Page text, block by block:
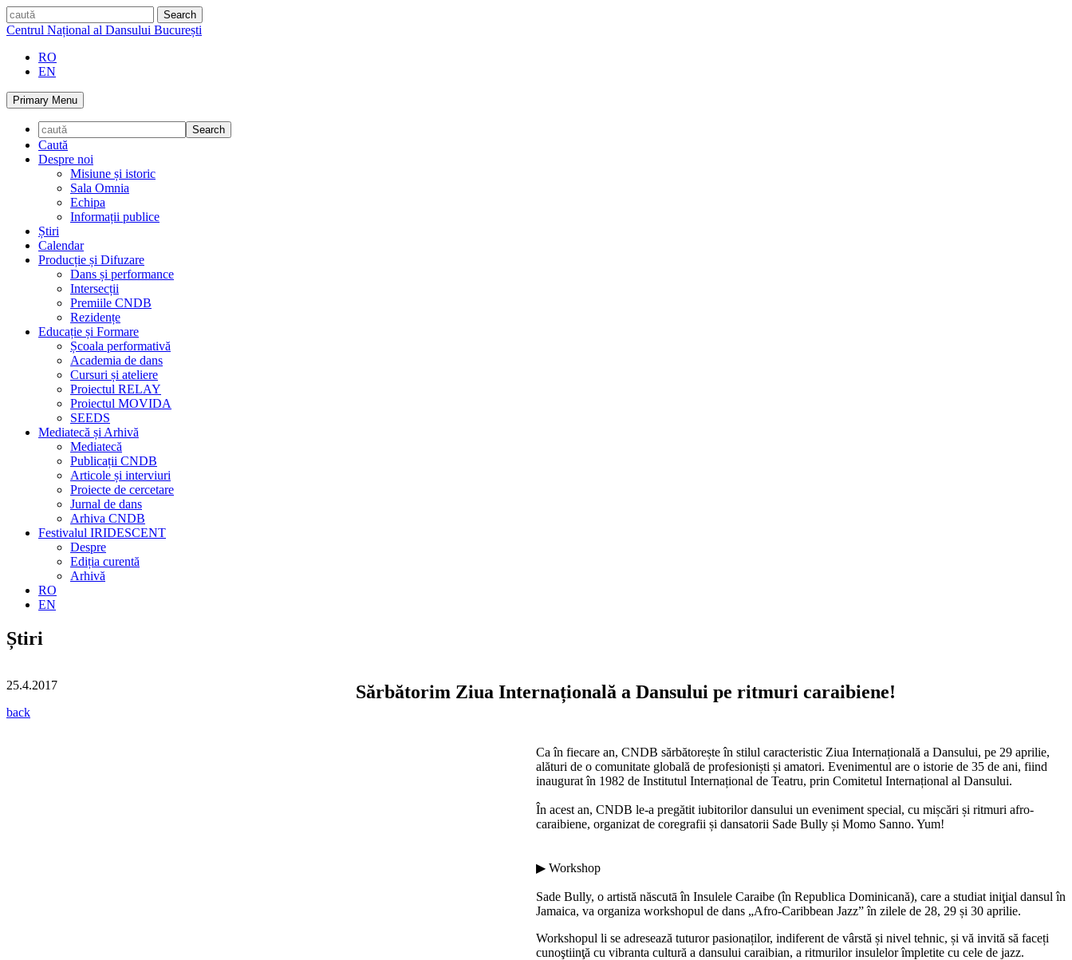
Skip
to
caută
Centrul Național al Dansului București
RO
EN
Primary Menu
Caută
Despre noi
Misiune și istoric
Sala Omnia
Echipa
Informații publice
Știri
Calendar
Producție și Difuzare
Dans și performance
Intersecții
Premiile CNDB
Rezidențe
Educație și Formare
Școala performativă
Academia de dans
Cursuri și ateliere
Proiectul RELAY
Proiectul MOVIDA
SEEDS
Mediatecă și Arhivă
Mediatecă
Publicații CNDB
Articole și interviuri
Proiecte de cercetare
Jurnal de dans
Arhiva CNDB
Festivalul IRIDESCENT
Despre
Ediția curentă
Arhivă
RO
EN
Știri
25.4.2017
back
Sărbătorim Ziua Internațională a Dansului pe ritmuri caraibiene!
Ca în fiecare an, CNDB sărbătorește în stilul caracteristic Ziua Internațională a Dansului, pe 29 aprilie,
alături de o comunitate globală de profesioniști și amatori. Evenimentul are o istorie de 35 de ani, fiind
inaugurat în 1982 de Institutul Internațional de Teatru, prin Comitetul Internațional al Dansului.
În acest an, CNDB le-a pregătit iubitorilor dansului un eveniment special, cu mișcări și ritmuri afro-
caraibiene, organizat de coregrafii și dansatorii Sade Bully și Momo Sanno. Yum!
▶ Workshop
Sade Bully, o artistă născutā în Insulele Caraibe (în Republica Dominicană), care a studiat iniţial dansul în
Jamaica, va organiza workshopul de dans „Afro-Caribbean Jazz” în zilele de 28, 29 și 30 aprilie.
Workshopul li se adresează tuturor pasionaților, indiferent de vârstă și nivel tehnic, și vă invită să faceți
cunoştiinţă cu vibranta cultură a dansului caraibian, a ritmurilor insulelor împletite cu cele de jazz.